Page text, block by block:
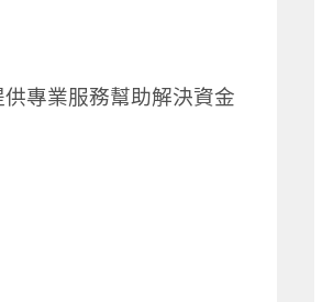
專業服務幫助解決資金